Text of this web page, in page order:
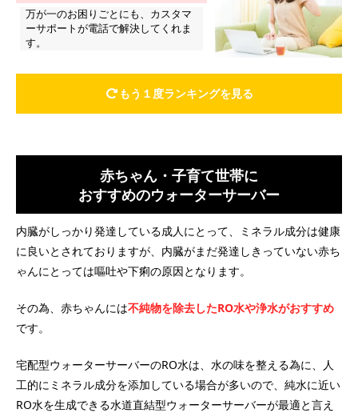
万が一のお困りごとにも、カスタマ
ーサポートが電話で解決してくれま
す。
もう１度ランキングを見る
赤ちゃん・子育て世帯に
おすすめのウォーターサーバー
内臓がしっかり発達している成人にとって、ミネラル成分は健康
に良いとされておりますが、内臓がまだ発達しきっていない赤ち
ゃんにとっては嘔吐や下痢の原因となります。
その為、赤ちゃんには不純物を除去したRO水や浄水がおすすめ
です。
宅配型ウォーターサーバーのRO水は、水の味を整える為に、人
工的にミネラル成分を添加している場合が多いので、純水に近い
RO水を生成できる水道直結型ウォーターサーバーが最適と言え